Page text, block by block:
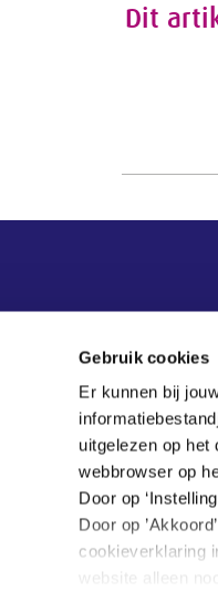
Gebruik cookies
Er kunnen bij
uitgelezen op
webbrowser op
Door op
Door op
cookieverklaring
Dit
Contact
Tel:070 - 3
Veelgestelde